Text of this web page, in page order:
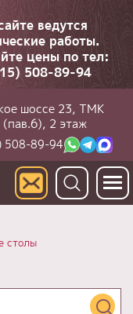
ведутся
работы.
цены по тел:
508-89-94
шоссе 23, ТМК
2 этаж
508-89-94
столы